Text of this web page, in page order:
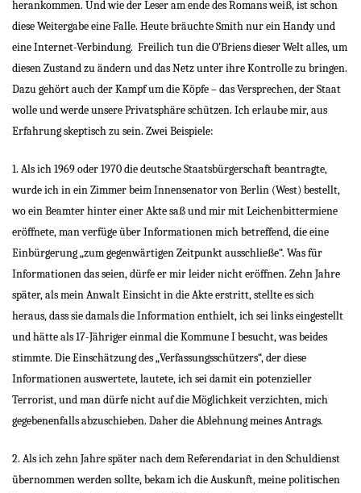
herankommen. Und wie der Leser am ende des Romans weiß, ist schon
diese Weitergabe eine Falle. Heute bräuchte Smith nur ein Handy und
eine Internet-Verbindung. Freilich tun die O’Briens dieser Welt alles, um
diesen Zustand zu ändern und das Netz unter ihre Kontrolle zu bringen.
Dazu gehört auch der Kampf um die Köpfe – das Versprechen, der Staat
wolle und werde unsere Privatsphäre schützen. Ich erlaube mir, aus
Erfahrung skeptisch zu sein. Zwei Beispiele:
1. Als ich 1969 oder 1970 die deutsche Staatsbürgerschaft beantragte,
wurde ich in ein Zimmer beim Innensenator von Berlin (West) bestellt,
wo ein Beamter hinter einer Akte saß und mir mit Leichenbittermiene
eröffnete, man verfüge über Informationen mich betreffend, die eine
Einbürgerung „zum gegenwärtigen Zeitpunkt ausschließe“. Was für
Informationen das seien, dürfe er mir leider nicht eröffnen. Zehn Jahre
später, als mein Anwalt Einsicht in die Akte erstritt, stellte es sich
heraus, dass sie damals die Information enthielt, ich sei links eingestellt
und hätte als 17-Jähriger einmal die Kommune I besucht, was beides
stimmte. Die Einschätzung des „Verfassungsschützers“, der diese
Informationen auswertete, lautete, ich sei damit ein potenzieller
Terrorist, und man dürfe nicht auf die Möglichkeit verzichten, mich
gegebenenfalls abzuschieben. Daher die Ablehnung meines Antrags.
2. Als ich zehn Jahre später nach dem Referendariat in den Schuldienst
übernommen werden sollte, bekam ich die Auskunft, meine politischen